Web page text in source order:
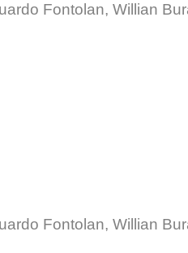
Fontolan, Willian
Fontolan, Willian